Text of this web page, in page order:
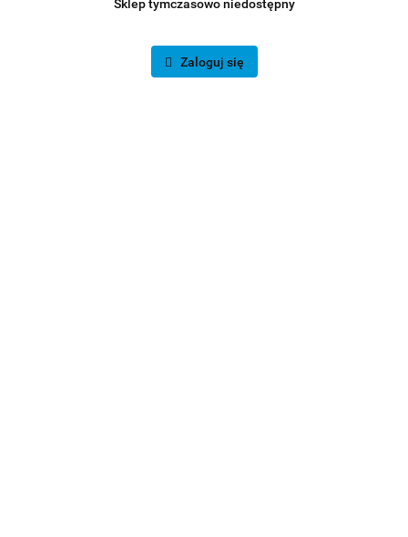
Sklep tymczasowo niedostępny
Zaloguj się